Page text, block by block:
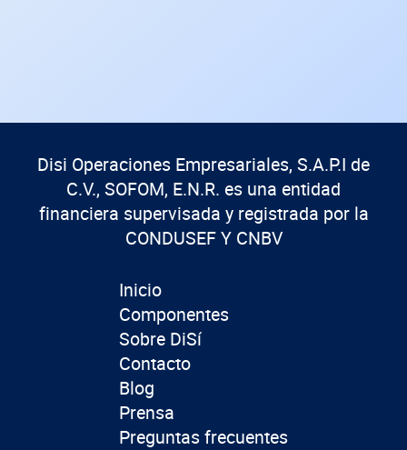
Inicio
Componentes
Sobre DiSí
Contacto
Blog
Prensa
Preguntas frecuentes
Disi Operaciones Empresariales, S.A.P.I de
C.V., SOFOM, E.N.R. es una entidad
financiera supervisada y registrada por la
CONDUSEF Y CNBV